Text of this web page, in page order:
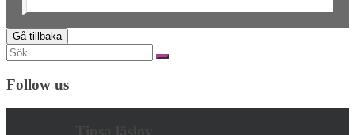
Search
for:
Follow us